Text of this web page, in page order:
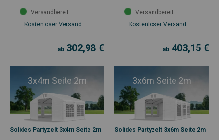
Versandbereit
Kostenloser Versand
ab 302,98 €
Versandbereit
Kostenloser Versand
ab 403,15 €
3x4m Seite 2m
Solides Partyzelt 3x4m Seite 2m
3x6m Seite 2m
Solides Partyzelt 3x6m Seite 2m